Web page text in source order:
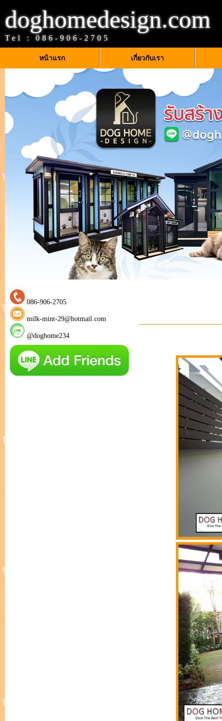
doghomedesign.com
Tel : 086-906-2705
หน้าแรก เกี่ยวกับเรา
086-906-2705
milk-mint-29@hotmail.com
@doghome234